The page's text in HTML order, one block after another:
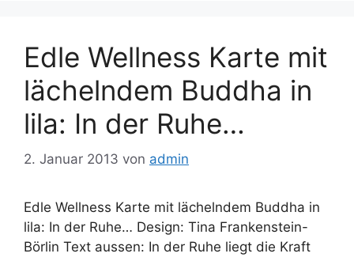
Edle Wellness Karte mit
lächelndem Buddha in
lila: In der Ruhe…
2. Januar 2013 von admin
Edle Wellness Karte mit lächelndem Buddha in
lila: In der Ruhe… Design: Tina Frankenstein-
Börlin Text aussen: In der Ruhe liegt die Kraft